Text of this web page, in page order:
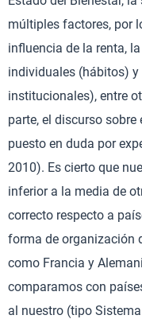
múltiples factores, por
influencia de la renta,
individuales (hábitos)
institucionales), entre
parte, el discurso
puesto en duda por
2010). Es cierto que
inferior a la media de
correcto respecto a
forma de organización
como Francia y
comparamos con
al nuestro (tipo